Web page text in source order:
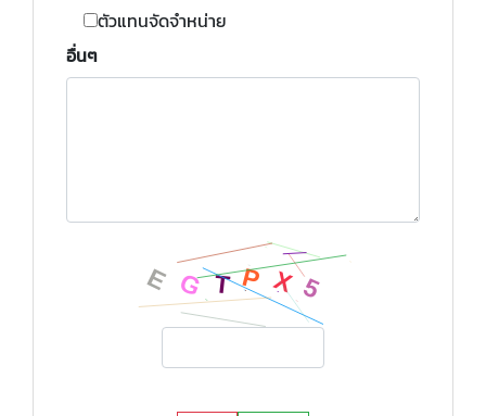
ตัวแทนจัดจำหน่าย
อื่นๆ